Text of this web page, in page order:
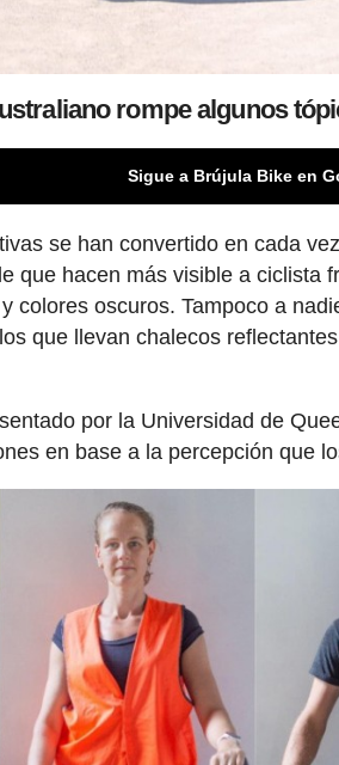
rompe algunos
Sigue a Brújula Bike en
se han convertido en cada
que hacen más visible a ciclista
colores oscuros. Tampoco a
que llevan chalecos
por la Universidad de
en base a la percepción que